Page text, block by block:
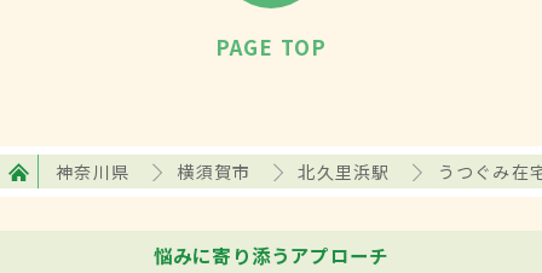
PAGE TOP
神奈川県 横須賀市 北久里浜駅 うつぐみ在
悩みに寄り添うアプローチ